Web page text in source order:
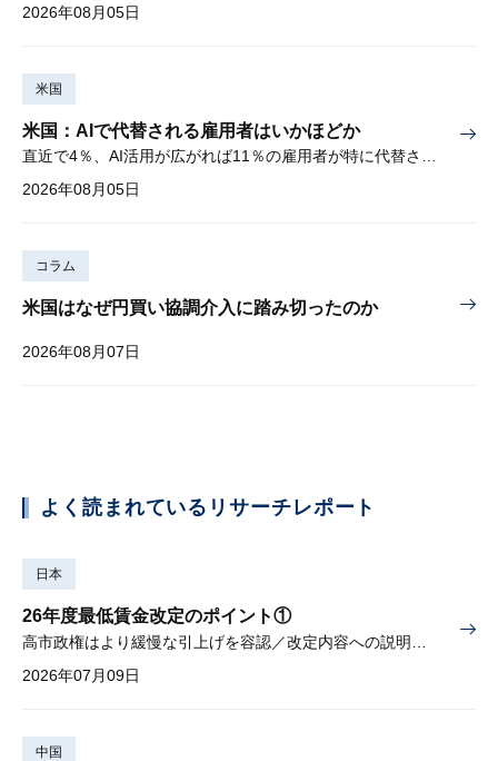
2026年08月05日
米国
米国：AIで代替される雇用者はいかほどか
直近で4％、AI活用が広がれば11％の雇用者が特に代替されやすい
2026年08月05日
コラム
米国はなぜ円買い協調介入に踏み切ったのか
2026年08月07日
よく読まれているリサーチレポート
日本
26年度最低賃金改定のポイント①
2026年07月09日
中国